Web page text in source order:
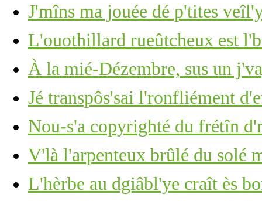
J'mîns ma jouée dé p'tites
L'ouothillard rueûtcheux est
À la mié-Dézembre, sus un
Jé transpôs'sai l'ronfliément
Nou-s'a copyrighté du frétîn
V'là l'arpenteux brûlé du solé
L'hèrbe au dgiâbl'ye craît ès